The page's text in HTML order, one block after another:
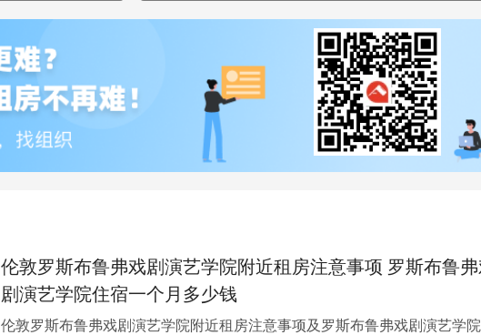
伦敦罗斯布鲁弗戏剧演艺学院附近租房注意事项 罗斯布鲁
剧演艺学院住宿一个月多少钱
伦敦罗斯布鲁弗戏剧演艺学院附近租房注意事项及罗斯布鲁弗戏剧演艺学